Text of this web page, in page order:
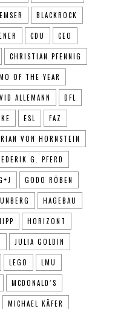
BLACKROCK
CDU CEO
CHRISTIAN PFENNIG
OF THE YEAR
ALLEMANN DFL
ESL FAZ
VON HORNSTEIN
G. PFERD
GODO RÖBEN
HAGEBAU
HORIZONT
JULIA GOLDIN
LEGO LMU
MCDONALD´S
MICHAEL KÄFER